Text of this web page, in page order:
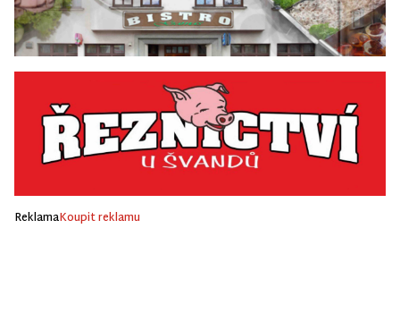
ReklamaKoupit reklamu